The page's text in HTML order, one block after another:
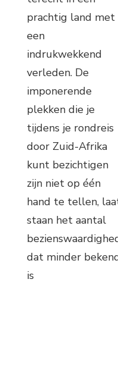
prachtig land met
een
indrukwekkend
verleden. De
imponerende
plekken die je
tijdens je rondreis
door Zuid-Afrika
kunt bezichtigen
zijn niet op één
hand te tellen,
staan het aantal
dat minder
is